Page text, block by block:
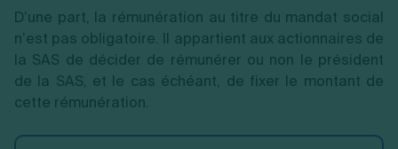
D’une part, la rémunération au titre du mandat social
n’est pas obligatoire. Il appartient aux actionnaires de
la SAS de décider de rémunérer ou non le président
de la SAS, et le cas échéant, de fixer le montant de
cette rémunération.